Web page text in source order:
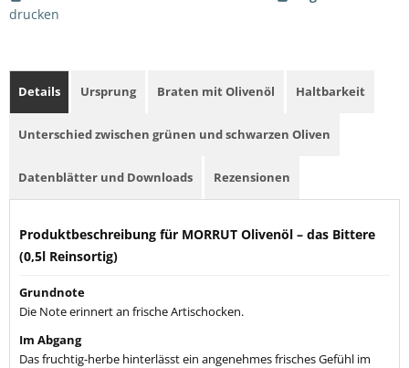
drucken
Details Ursprung Braten mit Olivenöl Haltbarkeit
Unterschied zwischen grünen und schwarzen Oliven
Datenblätter und Downloads Rezensionen
Produktbeschreibung für MORRUT Olivenöl – das Bittere
(0,5l Reinsortig)
Grundnote
Die Note erinnert an frische Artischocken.
Im Abgang
Das fruchtig-herbe hinterlässt ein angenehmes frisches Gefühl im